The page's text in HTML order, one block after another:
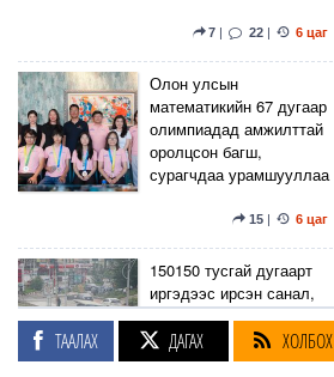
7 | 22 | 6 цаг
Олон улсын
математикийн 67 дугаар
олимпиадад амжилттай
оролцсон багш,
сурагчдаа урамшууллаа
15| 6 цаг
150150 тусгай дугаарт
иргэдээс ирсэн санал,
гомдлыг нийслэлийн
эрх бүхий 23 албан
тушаалтан хэрхэн
ТААЛАХ ДАГАХ ХОЛБОХ